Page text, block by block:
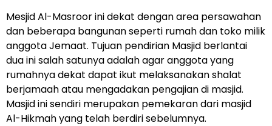
Mesjid Al-Masroor ini dekat dengan area persawahan
dan beberapa bangunan seperti rumah dan toko milik
anggota Jemaat. Tujuan pendirian Masjid berlantai
dua ini salah satunya adalah agar anggota yang
rumahnya dekat dapat ikut melaksanakan shalat
berjamaah atau mengadakan pengajian di masjid.
Masjid ini sendiri merupakan pemekaran dari masjid
Al-Hikmah yang telah berdiri sebelumnya.